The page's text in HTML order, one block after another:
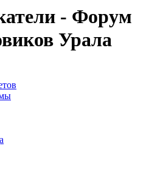
- Форум
Урала